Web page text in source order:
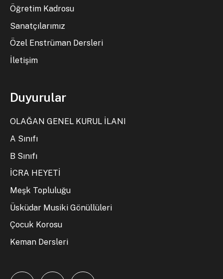
Öğretim Kadrosu
Sanatçılarımız
Özel Enstrüman Dersleri
İletişim
Duyurular
OLAĞAN GENEL KURUL İLANI
A Sınıfı
B Sınıfı
İCRA HEYETİ
Meşk Topluluğu
Üsküdar Musiki Gönüllüleri
Çocuk Korosu
Keman Dersleri